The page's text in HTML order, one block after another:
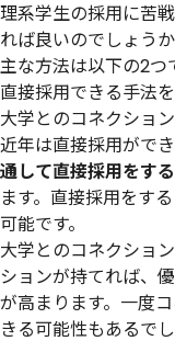
理系学生の採用に苦
れば良いのでしょうか
主な方法は以下の2つ
直接採用できる手法
大学とのコネクショ
近年は直接採用がで
通して直接採用をす
ます。直接採用をす
可能です。
大学とのコネクショ
ションが持てれば、
が高まります。一度
きる可能性もあるでし